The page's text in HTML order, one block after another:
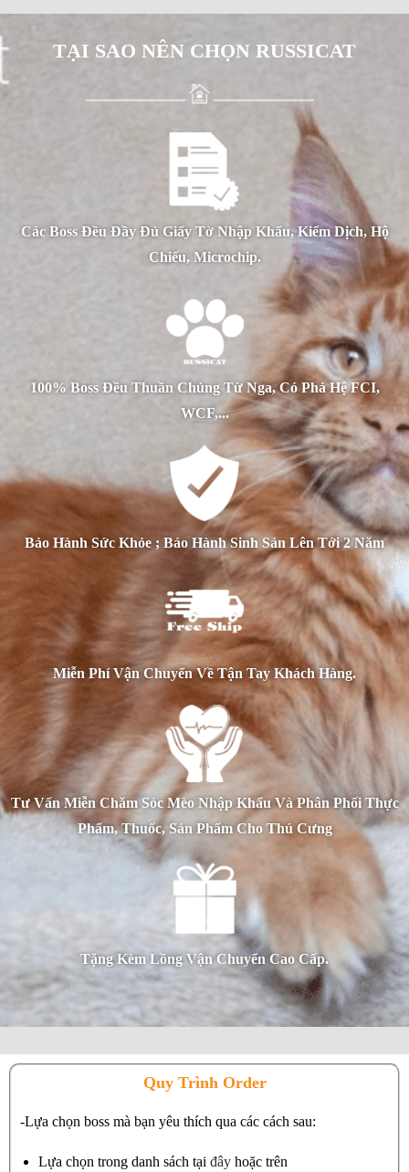
TẠI SAO NÊN CHỌN RUSSICAT
Các Boss Đều Đầy Đủ Giấy Tờ Nhập Khẩu, Kiểm Dịch, Hộ
Chiếu, Microchip.
100% Boss Đều Thuần Chủng Từ Nga, Có Phả Hệ FCI,
WCF,...
Bảo Hành Sức Khỏe ; Bảo Hành Sinh Sản Lên Tới 2 Năm
Miễn Phí Vận Chuyển Về Tận Tay Khách Hàng.
Tư Vấn Miễn Chăm Sóc Mèo Nhập Khẩu Và Phân Phối Thực
Phẩm, Thuốc, Sản Phẩm Cho Thú Cưng
Tặng Kèm Lồng Vận Chuyển Cao Cấp.
Quy Trình Order
-Lựa chọn boss mà bạn yêu thích qua các cách sau:
Lựa chọn trong danh sách tại đây hoặc trên